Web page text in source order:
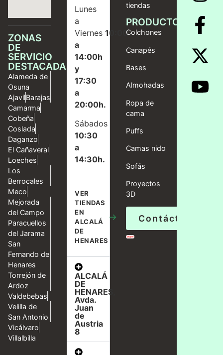
ZONAS
DE
SERVICIO
DESTACADAS
Alameda de
Osuna
AjavilBarajas
Camarma
Cobeña
Coslada
Daganzo
El Cañaveral
Loeches
Los
Berrocales
Meco
Mejorada
del Campo
Paracuellos
del Jarama
San
Fernando de
Henares
Torrejón de
Ardoz
Valdebebas
Velilla de
San Antonio
Vicálvaro
Villalbilla
Lunes
a
Viernes10:00
a
14:00h
y
17:30
a
20:00h.
Sábados
10:30
a
14:30h.
VER
TIENDAS
EN
ALCALÁ
DE
HENARES
→
ALCALÁ
DE
HENARES,
Avda.
Juan
de
Austria
8
tiendas
PRODUCTOS
Colchones
Canapés
Bases
Almohadas
Ropa de
cama
Puffs
Camas nido
Sofás
Proyectos
3D
Contáctanos